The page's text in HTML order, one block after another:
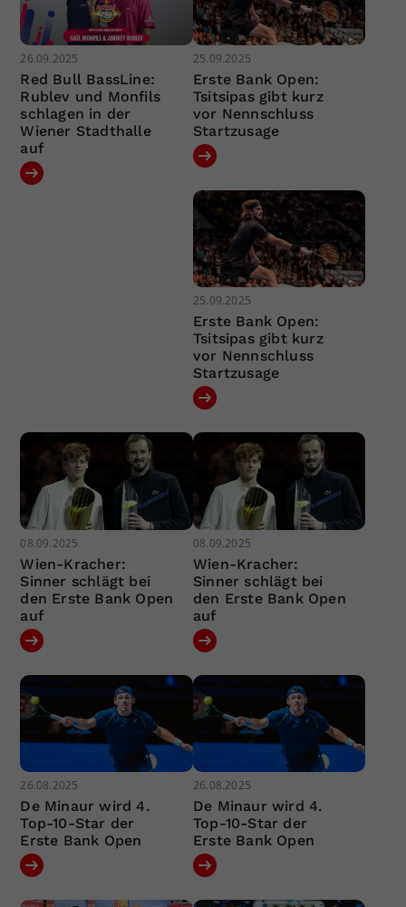
26.09.2025
Red Bull BassLine:
Rublev und Monfils
schlagen in der
Wiener Stadthalle
auf
25.09.2025
Erste Bank Open:
Tsitsipas gibt kurz
vor Nennschluss
Startzusage
25.09.2025
Erste Bank Open:
Tsitsipas gibt kurz
vor Nennschluss
Startzusage
08.09.2025
Wien-Kracher:
Sinner schlägt bei
den Erste Bank Open
auf
08.09.2025
Wien-Kracher:
Sinner schlägt bei
den Erste Bank Open
auf
26.08.2025
De Minaur wird 4.
Top-10-Star der
Erste Bank Open
26.08.2025
De Minaur wird 4.
Top-10-Star der
Erste Bank Open